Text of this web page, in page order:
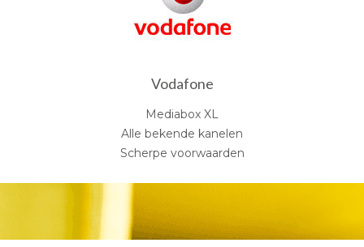
Vodafone
Mediabox XL
Alle bekende kanelen
Scherpe voorwaarden